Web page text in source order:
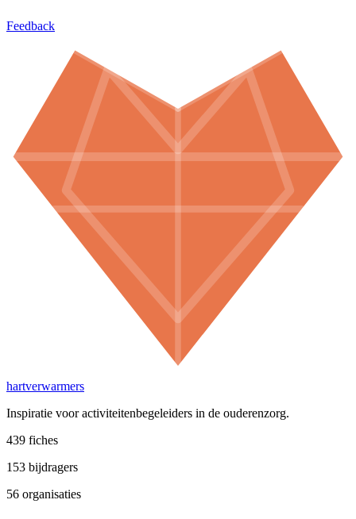
Feedback
hartverwarmers
Inspiratie voor activiteitenbegeleiders in de ouderenzorg.
439 fiches
153 bijdragers
56 organisaties